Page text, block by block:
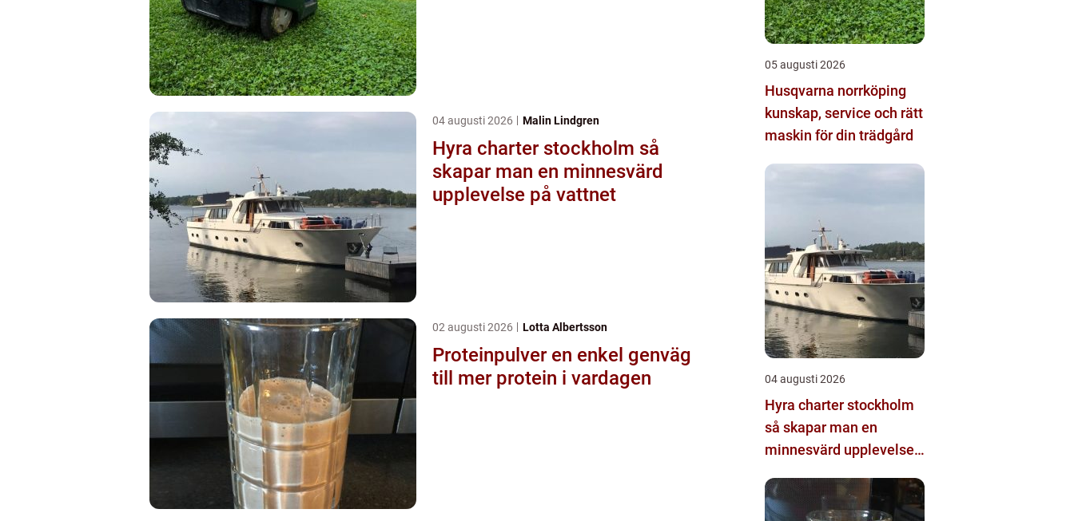
04 augusti 2026 Malin Lindgren
Hyra charter stockholm så
skapar man en minnesvärd
upplevelse på vattnet
02 augusti 2026 Lotta Albertsson
Proteinpulver en enkel genväg
till mer protein i vardagen
05 augusti 2026
Husqvarna norrköping
kunskap, service och rätt
maskin för din trädgård
04 augusti 2026
Hyra charter stockholm
så skapar man en
minnesvärd upplevelse